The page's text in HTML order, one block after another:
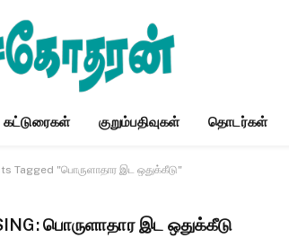
கட்டுரைகள் குறும்பதிவுகள் தொடர்கள்
Tagged "பொருளாதார இட ஒதுக்கீடு"
பொருளாதார இட ஒதுக்கீடு